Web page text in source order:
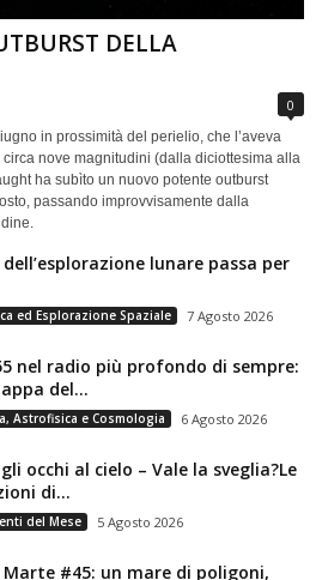
DELLA
0
in prossimità del perielio, che l’aveva
nove magnitudini (dalla diciottesima alla
ha subìto un nuovo potente outburst
passando improvvisamente dalla
lunare passa per
ed Esplorazione Spaziale 7 Agosto 2026
nel radio più profondo di sempre:
del...
Astrofisica e Cosmologia 6 Agosto 2026
occhi al cielo – Vale la sveglia?Le
di...
del Mese 5 Agosto 2026
Marte #45: un mare di poligoni,